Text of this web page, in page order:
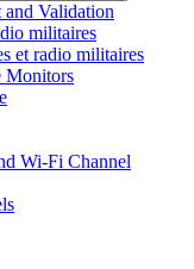
and Validation
militaires
et radio militaires
Monitors
Wi-Fi Channel